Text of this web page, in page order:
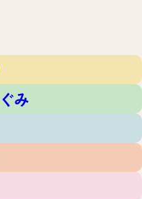
プ
み